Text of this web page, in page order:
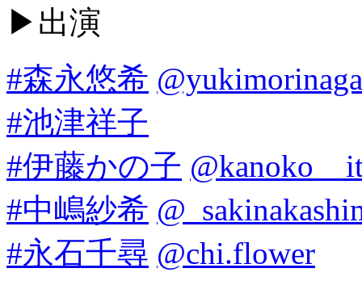
▶︎出演
#森永悠希
#池津祥子
#伊藤かの子
#中嶋紗希
#永石千尋 @chi.flower